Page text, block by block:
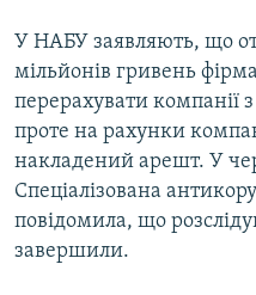
У НАБУ заявляють, що
мільйонів гривень
перерахувати компанії
проте на рахунки
накладений арешт. У
Спеціалізована
повідомила, що
завершили.